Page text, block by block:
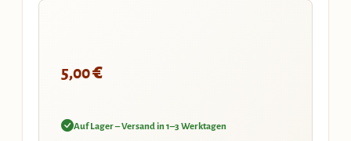
5,00€
Auf Lager – Versand in 1–3 Werktagen